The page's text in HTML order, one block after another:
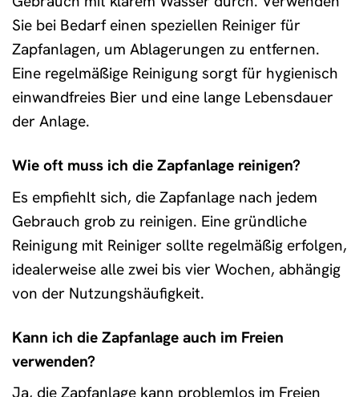
Sie bei Bedarf einen speziellen Reiniger für
Zapfanlagen, um Ablagerungen zu entfernen.
Eine regelmäßige Reinigung sorgt für hygienisch
einwandfreies Bier und eine lange Lebensdauer
der Anlage.
Wie oft muss ich die Zapfanlage reinigen?
Es empfiehlt sich, die Zapfanlage nach jedem
Gebrauch grob zu reinigen. Eine gründliche
Reinigung mit Reiniger sollte regelmäßig erfolgen,
idealerweise alle zwei bis vier Wochen, abhängig
von der Nutzungshäufigkeit.
Kann ich die Zapfanlage auch im Freien
verwenden?
Ja, die Zapfanlage kann problemlos im Freien